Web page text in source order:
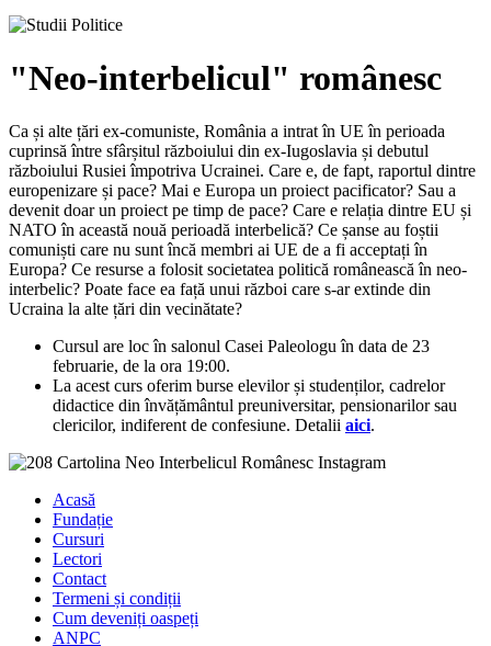
"Neo-interbelicul" românesc
Ca și alte țări ex-comuniste, România a intrat în UE în perioada
cuprinsă între sfârșitul războiului din ex-Iugoslavia și debutul
războiului Rusiei împotriva Ucrainei. Care e, de fapt, raportul dintre
europenizare și pace? Mai e Europa un proiect pacificator? Sau a
devenit doar un proiect pe timp de pace? Care e relația dintre EU și
NATO în această nouă perioadă interbelică? Ce șanse au foștii
comuniști care nu sunt încă membri ai UE de a fi acceptați în
Europa? Ce resurse a folosit societatea politică românească în neo-
interbelic? Poate face ea față unui război care s-ar extinde din
Ucraina la alte țări din vecinătate?
Cursul are loc în salonul Casei Paleologu în data de 23
februarie, de la ora 19:00.
La acest curs oferim burse elevilor și studenților, cadrelor
didactice din învățământul preuniversitar, pensionarilor sau
clericilor, indiferent de confesiune. Detalii aici.
Acasă
Fundație
Cursuri
Lectori
Contact
Termeni și condiții
Cum deveniți oaspeți
ANPC